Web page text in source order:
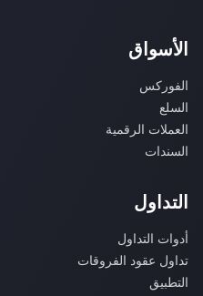
الأسواق
الفوركس
السلع
العملات الرقمية
السندات
التداول
أدوات التداول
تداول عقود الفروقات
التطبيق